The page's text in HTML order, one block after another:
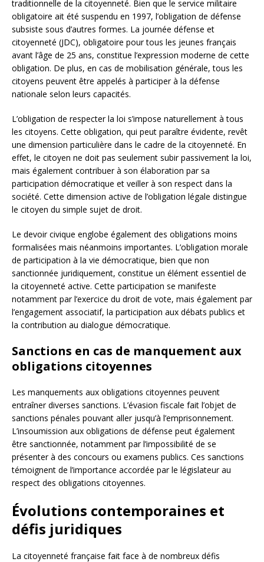
traditionnelle de la citoyenneté. Bien que le service militaire
obligatoire ait été suspendu en 1997, l’obligation de défense
subsiste sous d’autres formes. La journée défense et
citoyenneté (JDC), obligatoire pour tous les jeunes français
avant l’âge de 25 ans, constitue l’expression moderne de cette
obligation. De plus, en cas de mobilisation générale, tous les
citoyens peuvent être appelés à participer à la défense
nationale selon leurs capacités.
L’obligation de respecter la loi s’impose naturellement à tous
les citoyens. Cette obligation, qui peut paraître évidente, revêt
une dimension particulière dans le cadre de la citoyenneté. En
effet, le citoyen ne doit pas seulement subir passivement la loi,
mais également contribuer à son élaboration par sa
participation démocratique et veiller à son respect dans la
société. Cette dimension active de l’obligation légale distingue
le citoyen du simple sujet de droit.
Le devoir civique englobe également des obligations moins
formalisées mais néanmoins importantes. L’obligation morale
de participation à la vie démocratique, bien que non
sanctionnée juridiquement, constitue un élément essentiel de
la citoyenneté active. Cette participation se manifeste
notamment par l’exercice du droit de vote, mais également par
l’engagement associatif, la participation aux débats publics et
la contribution au dialogue démocratique.
Sanctions en cas de manquement aux
obligations citoyennes
Les manquements aux obligations citoyennes peuvent
entraîner diverses sanctions. L’évasion fiscale fait l’objet de
sanctions pénales pouvant aller jusqu’à l’emprisonnement.
L’insoumission aux obligations de défense peut également
être sanctionnée, notamment par l’impossibilité de se
présenter à des concours ou examens publics. Ces sanctions
témoignent de l’importance accordée par le législateur au
respect des obligations citoyennes.
Évolutions contemporaines et
défis juridiques
La citoyenneté française fait face à de nombreux défis